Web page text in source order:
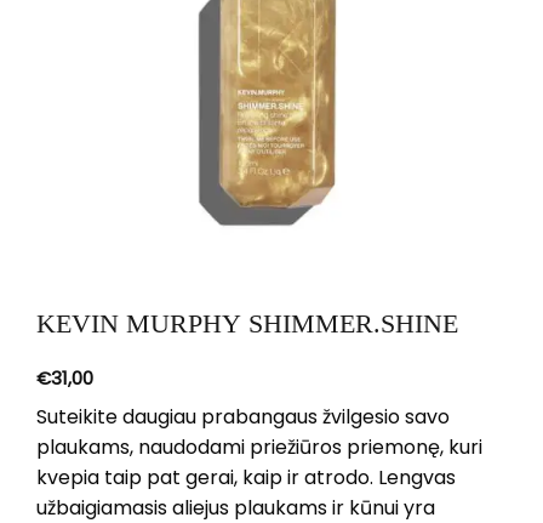
KEVIN MURPHY SHIMMER.SHINE
€31,00
Suteikite daugiau prabangaus žvilgesio savo
plaukams, naudodami priežiūros priemonę, kuri
kvepia taip pat gerai, kaip ir atrodo. Lengvas
užbaigiamasis aliejus plaukams ir kūnui yra